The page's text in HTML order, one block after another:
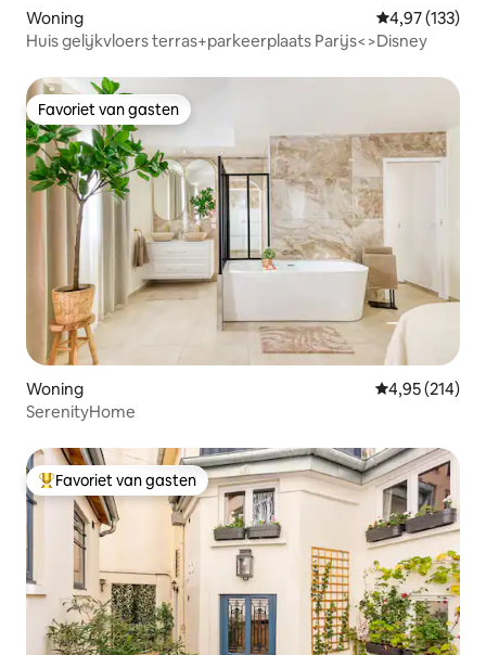
Woning Gemiddelde
4,97 (133)
Huis gelijkvloers terras+parkeerplaats Parijs<>Disney
Favoriet van gasten
Favoriet van gasten
Woning Gemiddelde
4,95 (214)
SerenityHome
Topfavoriet van gasten
Favoriet van gasten